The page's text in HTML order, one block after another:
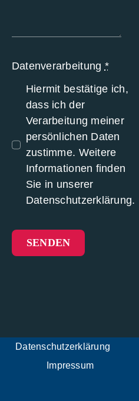
Datenverarbeitung *
Hiermit bestätige ich,
dass ich der
Verarbeitung meiner
persönlichen Daten
zustimme. Weitere
Informationen finden
Sie in unserer
Datenschutzerklärung.
SENDEN
Datenschutzerklärung
Impressum